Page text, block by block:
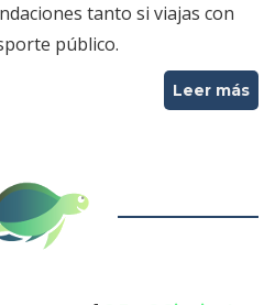
tanto si viajas con
público.
Leer más